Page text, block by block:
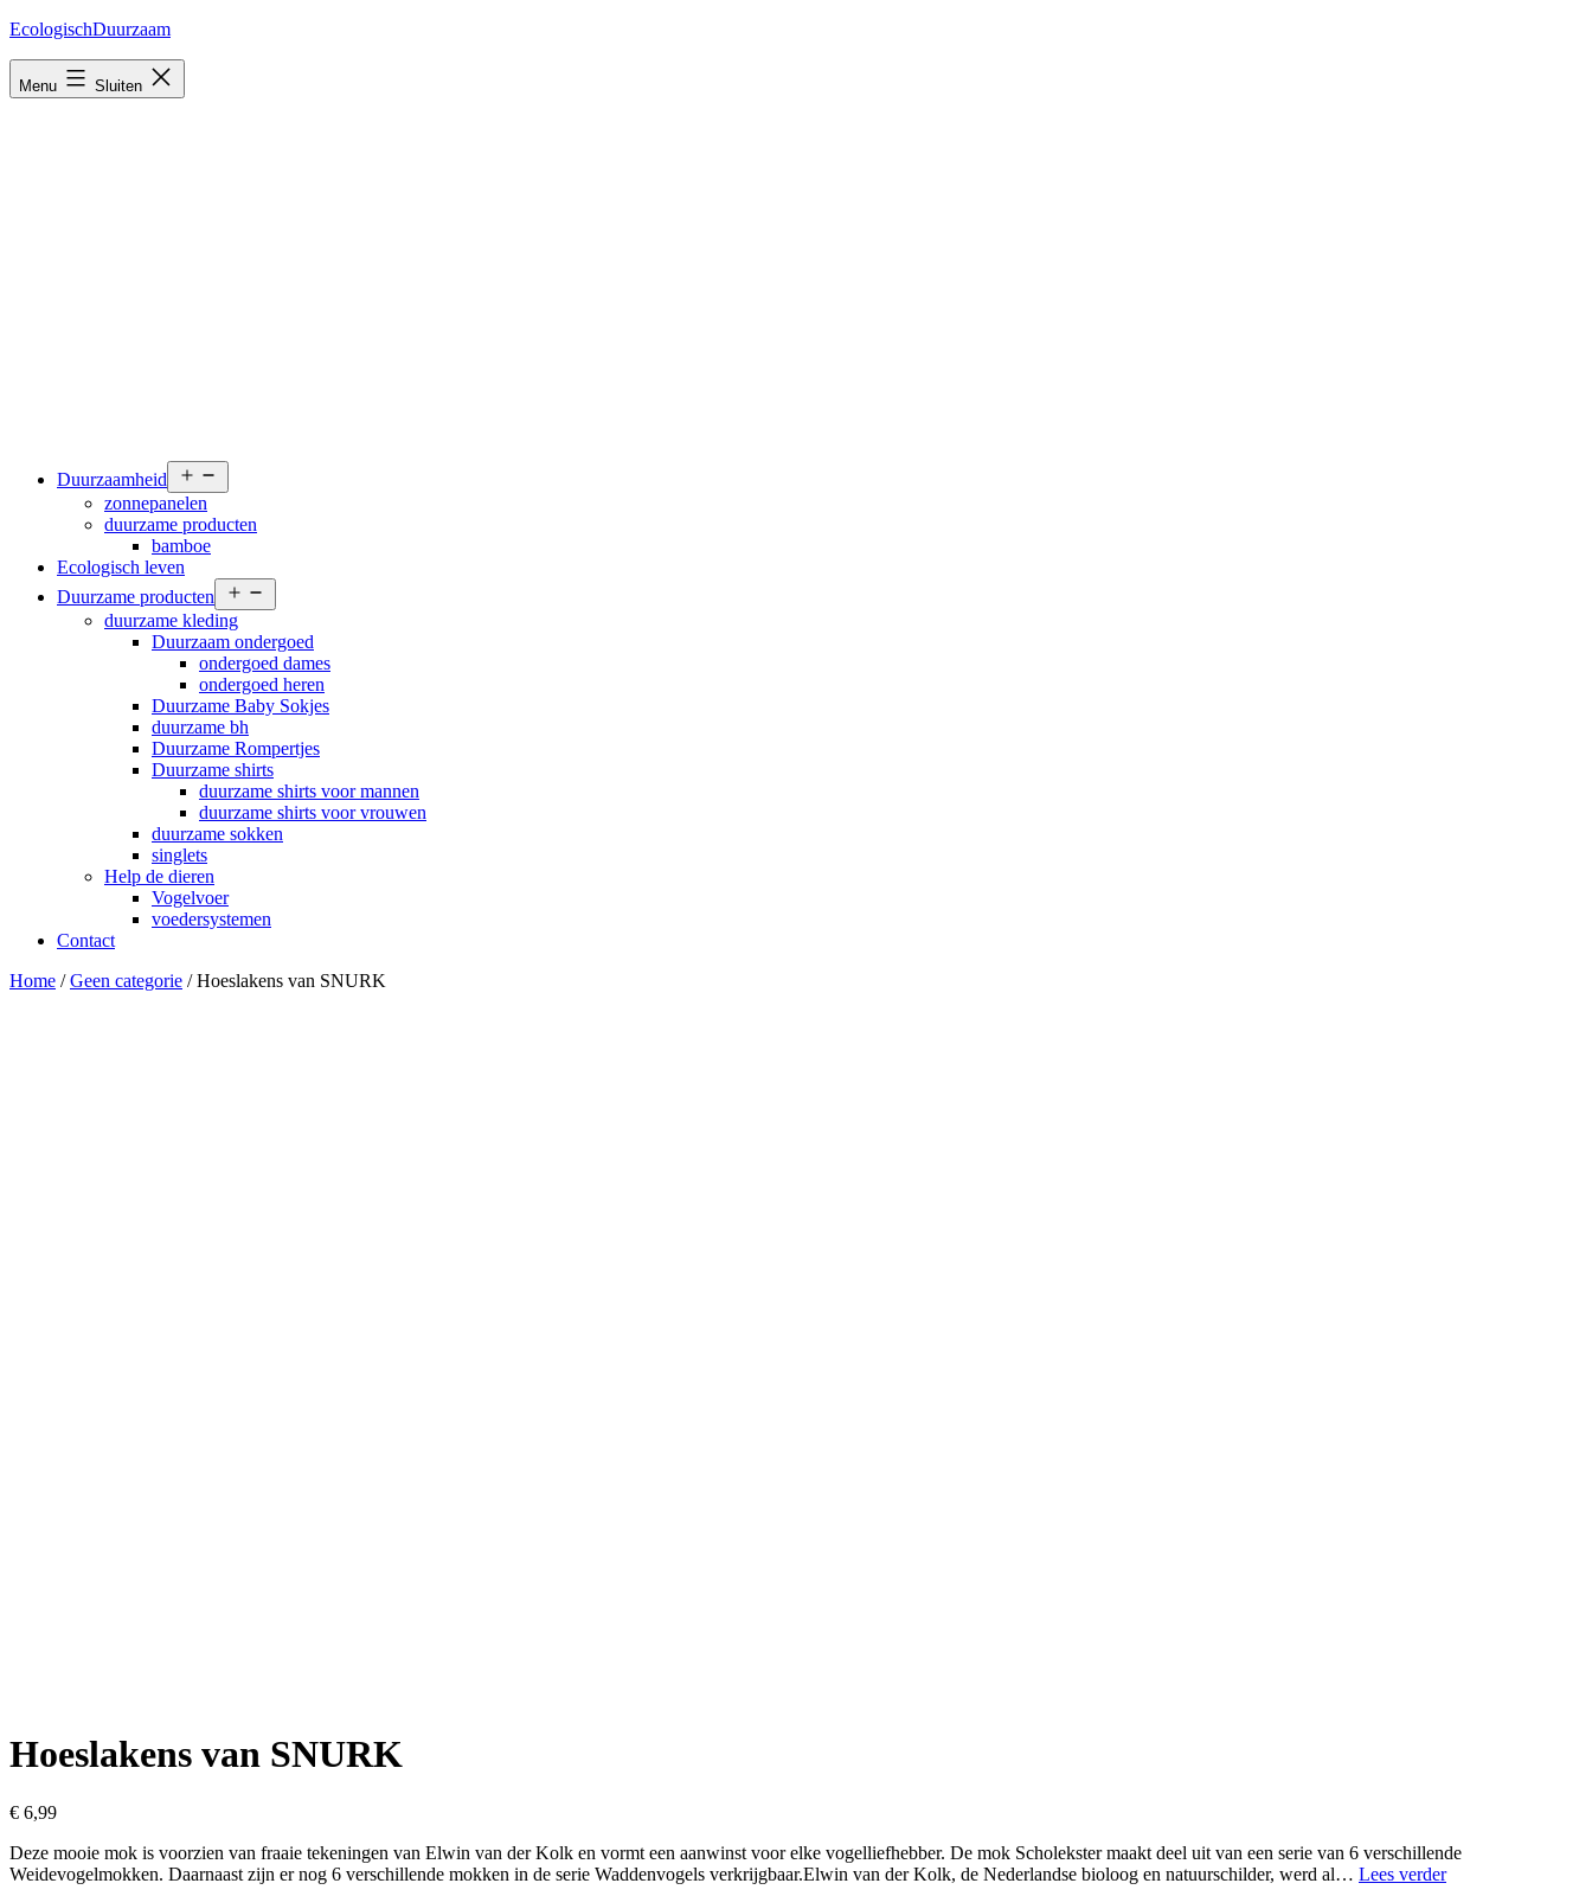
Ga
inhoud
EcologischDuurzaam
Menu Sluiten
Duurzaamheid
menu
zonnepanelen
duurzame producten
bamboe
Ecologisch leven
Duurzame producten
menu
duurzame kleding
Duurzaam ondergoed
ondergoed dames
ondergoed heren
Duurzame Baby Sokjes
duurzame bh
Duurzame Rompertjes
Duurzame shirts
duurzame shirts voor mannen
duurzame shirts voor vrouwen
duurzame sokken
singlets
Help de dieren
Vogelvoer
voedersystemen
Contact
Home /Geen categorie / Hoeslakens van SNURK
Hoeslakens van SNURK
€ 6,99
Deze mooie mok is voorzien van fraaie tekeningen van Elwin van der Kolk en vormt een aanwinst voor elke vogelliefhebber. De mok Scholekster maakt deel uit van een serie van 6 verschillende
Weidevogelmokken. Daarnaast zijn er nog 6 verschillende mokken in de serie Waddenvogels verkrijgbaar.Elwin van der Kolk, de Nederlandse bioloog en natuurschilder, werd al… Lees verderHoeslakens